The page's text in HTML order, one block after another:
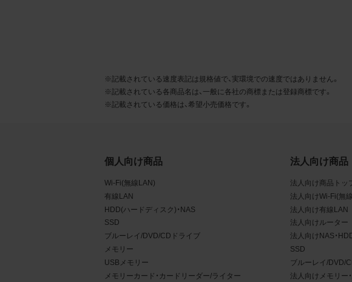
お客様は、商品写真デ
ることに同意します。
る販売の場合を除く）
からの個別の同意を得
データを利用すること
3.遵守事項
お客様は、商品写真デ
ものとします。
※記載されている速度表記は規格値で、実環境での速度ではありません。
※記載されている各商品名は、一般に各社の商標または登録商標です。
※記載されている価格は、希望小売価格です。
個人向け商品
Wi-Fi(無線LAN)
有線LAN
HDD(ハードディスク)・NAS
SSD
ブルーレイ/DVD/CDドライブ
メモリー
USBメモリー
メモリーカード・カードリーダー/ライター
法人向け商品
法人向け商品トッ
法人向けWi-Fi(無
法人向け有線LAN
法人向けルーター
法人向けNAS・
SSD
ブルーレイ/DVD/
法人向けメモリー